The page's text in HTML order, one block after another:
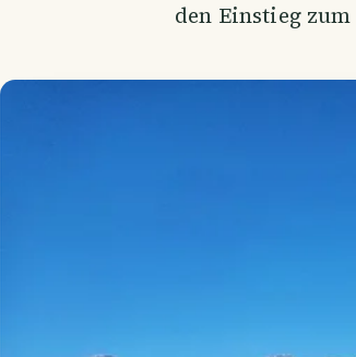
den Einstieg